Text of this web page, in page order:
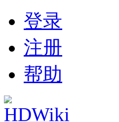
登录
注册
帮助